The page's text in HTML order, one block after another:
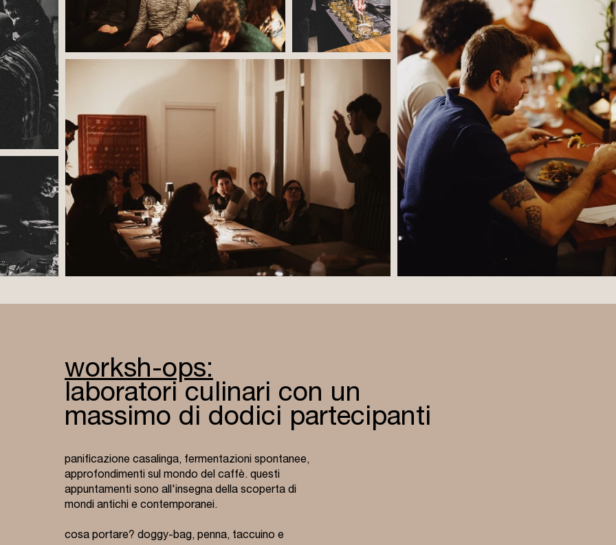
worksh-ops:
laboratori culinari con un
massimo di dodici partecipanti
panificazione casalinga, fermentazioni spontanee,
approfondimenti sul mondo del caffè. questi
appuntamenti sono all'insegna della scoperta di
mondi antichi e contemporanei.
cosa portare? doggy-bag, penna, taccuino e